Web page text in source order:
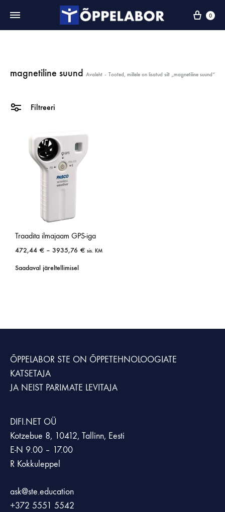
0
magnetiline suund Avaleht - Tooted, millele on lisatud silt „magnetiline suund“
Filtreeri
Traadita ilmajaam GPS-iga
472,44 € – 3935,76 € sis. KM
Saadaval järeltellimisel
ÕPPELABOR STE ON ÕPPETEHNOLOOGIATE
KATSETAJA
JA NEIST PARIMATE LEVITAJA
DIFI.NET OÜ
Kotzebue 8, 10412, Tallinn, Eesti
E-N 9.00 – 17.00
R Kokkuleppel
ask@ste.education
+372 5551 5542